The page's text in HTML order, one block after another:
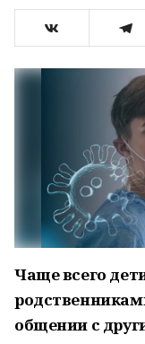
Чаще всего
общении с